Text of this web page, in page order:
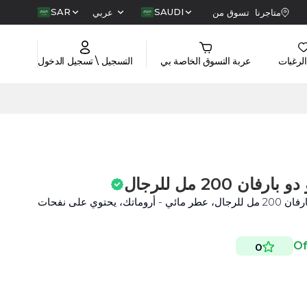
متاجرنا تسوق من SAUDI عربي SAR
عربة التسوق الخاصة بي التسجيل \ تسجيل الدخول
200 مل للرجال
عطر دولتشي آند غابانا إنتنسو أو دو بارفان 200 مل للرجال، عطر مائي - أروماتك، يحتوي على نفحات
0